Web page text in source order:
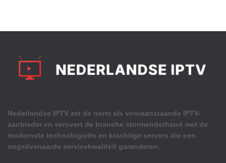
Nederlandse IPTV zet de norm als vooraanstaande IPTV-
aanbieder en verovert de branche stormenderhand met de
modernste technologieën en krachtige servers die een
ongeëvenaarde servicekwaliteit garanderen.